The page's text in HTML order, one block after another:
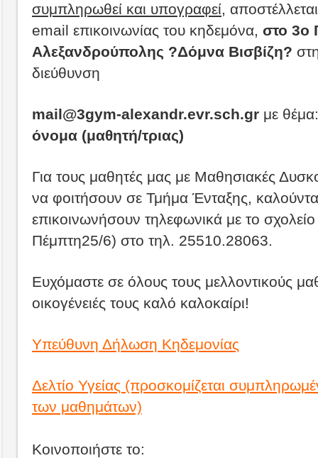
συμπληρωθεί και υπογραφεί,
email επικοινωνίας του κηδεμόνα, στο 3ο
Αλεξανδρούπολης ?Δόμνα Βισβίζη?
διεύθυνση
mail@3gym-alexandr.evr.sch.gr με
όνομα (μαθητή/τριας)
Για τους μαθητές μας με Μαθησιακές
να φοιτήσουν σε Τμήμα Ένταξης,
επικοινωνήσουν τηλεφωνικά με το
Πέμπτη25/6) στο τηλ. 25510.28063.
Ευχόμαστε σε όλους τους μελλοντικούς
οικογένειές τους καλό καλοκαίρι!
Υπεύθυνη Δήλωση Κηδεμονίας
Δελτίο Υγείας (προσκομίζεται
των μαθημάτων)
Κοινοποιήστε το: